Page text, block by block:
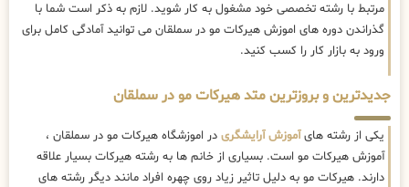
مرتبط با رشته تخصصی خود مشغول به کار شوید. لازم به ذکر است شما با
گذراندن دوره های اموزش هیرکات مو در سملقان می توانید آمادگی کامل برای
ورود به بازار کار را کسب کنید.
جدیدترین و بروزترین متد هیرکات مو در سملقان
یکی از رشته هایآموزش آرایشگری در اموزشگاه هیرکات مو در سملقان ،
آموزش هیرکات مو است. بسیاری از خانم ها به رشته هیرکات بسیار علاقه
دارند. هیرکات مو به دلیل تاثیر زیاد روی چهره افراد مانند دیگر رشته های